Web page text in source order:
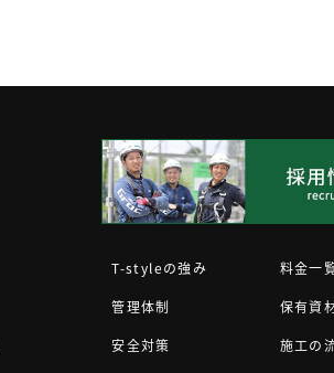
T-styleの強み 料金一
管理体制
保有資
安全対策
施工の